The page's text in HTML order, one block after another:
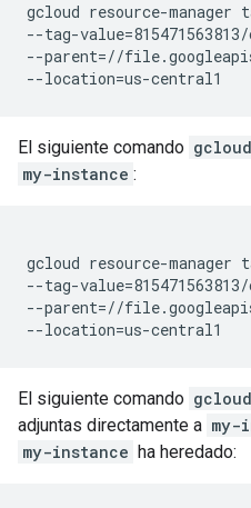
gcloud resource-
--tag-
--parent=//
--location=us-central1
El siguiente comando gcloud
my-instance :
gcloud resource-
--tag-
--parent=//
--location=us-central1
El siguiente comando gcloud
adjuntas directamente a my-
my-instance ha heredado: